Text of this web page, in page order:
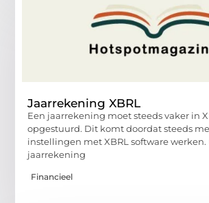
Jaarrekening XBRL
Een jaarrekening moet steeds vaker in
opgestuurd. Dit komt doordat steeds
instellingen met XBRL software werken.
jaarrekening
Financieel